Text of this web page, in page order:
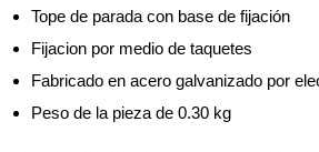
Tope de parada con base de fijación
Fijacion por medio de taquetes
Fabricado en acero galvanizado por
Peso de la pieza de 0.30 kg